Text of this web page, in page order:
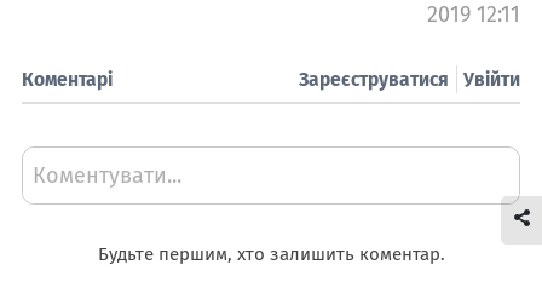
2019 12:11
Коментарі Увійти
Зареєструватися
Коментувати...
Будьте першим, хто залишить коментар.